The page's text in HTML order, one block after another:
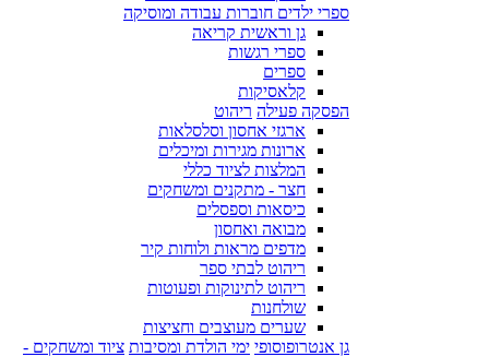
ספרי ילדים חוברות עבודה ומוסיקה
גן וראשית קריאה
ספרי רגשות
ספרים
קלאסיקות
הפסקה פעילה ריהוט
ארגזי אחסון וסלסלאות
ארונות מגירות ומיכלים
המלצות לציוד כללי
חצר - מתקנים ומשחקים
כיסאות וספסלים
מבואה ואחסון
מדפים מראות ולוחות קיר
ריהוט לבתי ספר
ריהוט לתינוקות ופעוטות
שולחנות
שערים מעוצבים וחציצות
גן אנטרופוסופי ימי הולדת ומסיבות ציוד ומשחקים -